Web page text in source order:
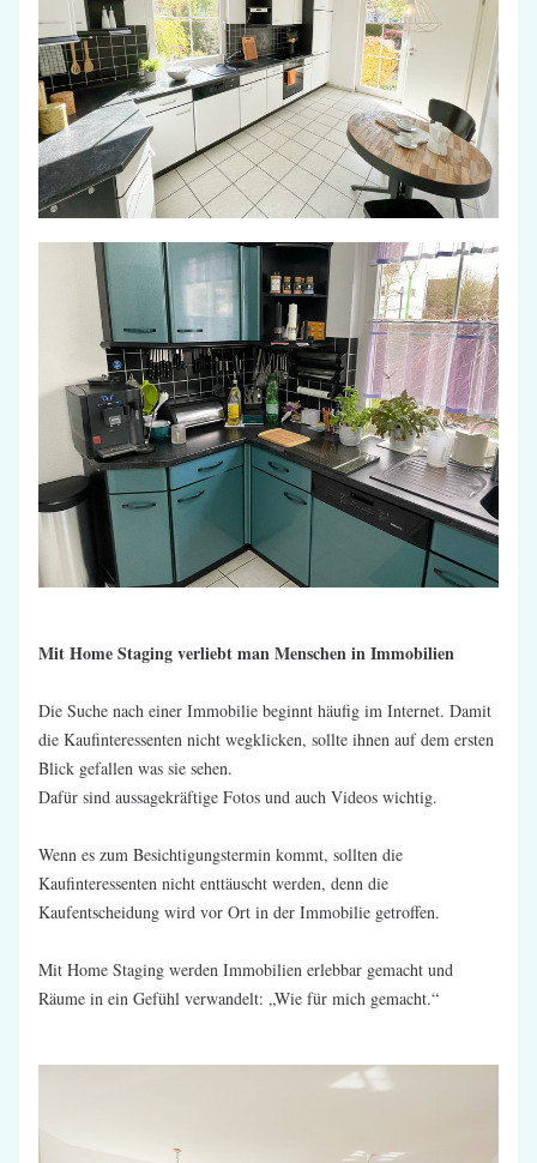
Mit Home Staging verliebt man Menschen in Immobilien
Die Suche nach einer Immobilie beginnt häufig im Internet. Damit
die Kaufinteressenten nicht wegklicken, sollte ihnen auf dem ersten
Blick gefallen was sie sehen.
Dafür sind aussagekräftige Fotos und auch Videos wichtig.
Wenn es zum Besichtigungstermin kommt, sollten die
Kaufinteressenten nicht enttäuscht werden, denn die
Kaufentscheidung wird vor Ort in der Immobilie getroffen.
Mit Home Staging werden Immobilien erlebbar gemacht und
Räume in ein Gefühl verwandelt: „Wie für mich gemacht.“